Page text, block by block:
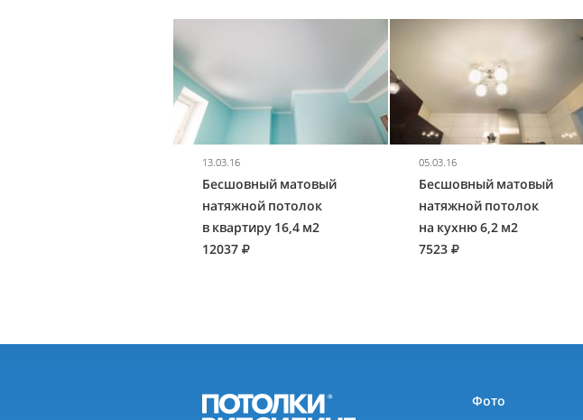
13.03.16
Бесшовный матовый
натяжной потолок
в квартиру 16,4 м2
12037
05.03.16
Бесшовный матовый
натяжной потолок
на кухню 6,2 м2
7523
Фото